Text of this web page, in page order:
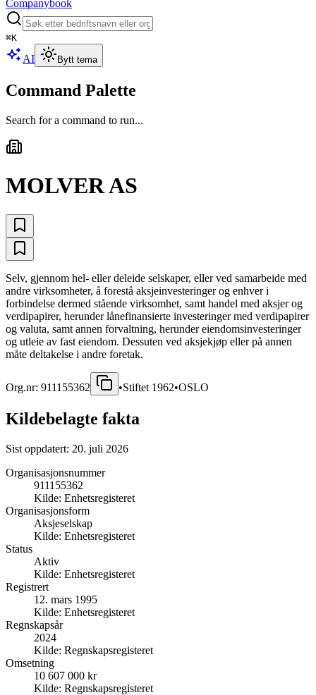
Companybook
⌘K
AI Bytt tema
Command Palette
Search for a command to run...
MOLVER AS
Selv, gjennom hel- eller deleide selskaper, eller ved samarbeide med
andre virksomheter, å forestå aksjeinvesteringer og enhver i
forbindelse dermed stående virksomhet, samt handel med aksjer og
verdipapirer, herunder lånefinansierte investeringer med verdipapirer
og valuta, samt annen forvaltning, herunder eiendomsinvesteringer
og utleie av fast eiendom. Dessuten ved aksjekjøp eller på annen
måte deltakelse i andre foretak.
Org.nr: 911155362 •Stiftet 1962•OSLO
Kildebelagte fakta
Sist oppdatert: 20. juli 2026
Organisasjonsnummer
911155362
Kilde: Enhetsregisteret
Organisasjonsform
Aksjeselskap
Kilde: Enhetsregisteret
Status
Aktiv
Kilde: Enhetsregisteret
Registrert
12. mars 1995
Kilde: Enhetsregisteret
Regnskapsår
2024
Kilde: Regnskapsregisteret
Omsetning
10 607 000 kr
Kilde: Regnskapsregisteret